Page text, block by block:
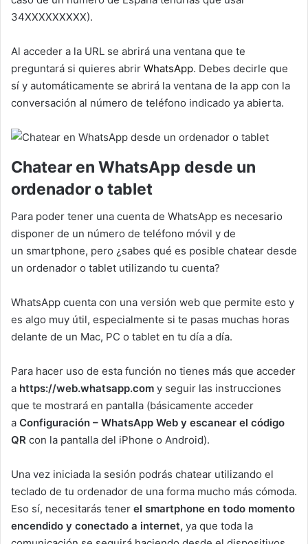
34XXXXXXXXX).
Al acceder a la URL se abrirá una ventana que te
preguntará si quieres abrir WhatsApp. Debes decirle que
sí y automáticamente se abrirá la ventana de la app con la
conversación al número de teléfono indicado ya abierta.
Chatear en WhatsApp desde un
ordenador o tablet
Para poder tener una cuenta de WhatsApp es necesario
disponer de un número de teléfono móvil y de
un smartphone, pero ¿sabes qué es posible chatear desde
un ordenador o tablet utilizando tu cuenta?
WhatsApp cuenta con una versión web que permite esto y
es algo muy útil, especialmente si te pasas muchas horas
delante de un Mac, PC o tablet en tu día a día.
Para hacer uso de esta función no tienes más que acceder
a https://web.whatsapp.com y seguir las instrucciones
que te mostrará en pantalla (básicamente acceder
a Configuración – WhatsApp Web y escanear el código
QR con la pantalla del iPhone o Android).
Una vez iniciada la sesión podrás chatear utilizando el
teclado de tu ordenador de una forma mucho más cómoda.
Eso sí, necesitarás tener el smartphone en todo momento
encendido y conectado a internet, ya que toda la